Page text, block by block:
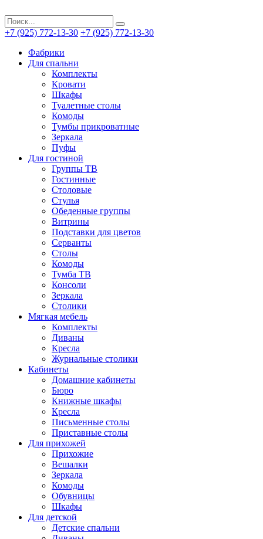
+7 (925) 772-13-30 +7 (925) 772-13-30
Фабрики
Для спальни
Комплекты
Кровати
Шкафы
Туалетные столы
Комоды
Тумбы прикроватные
Зеркала
Пуфы
Для гостиной
Группы ТВ
Гостинные
Столовые
Стулья
Обеденные группы
Витрины
Подставки для цветов
Серванты
Столы
Комоды
Тумба ТВ
Консоли
Зеркала
Столики
Мягкая мебель
Комплекты
Диваны
Кресла
Журнальные столики
Кабинеты
Домашние кабинеты
Бюро
Книжные шкафы
Кресла
Письменные столы
Приставные столы
Для прихожей
Прихожие
Вешалки
Зеркала
Комоды
Обувницы
Шкафы
Для детской
Детские спальни